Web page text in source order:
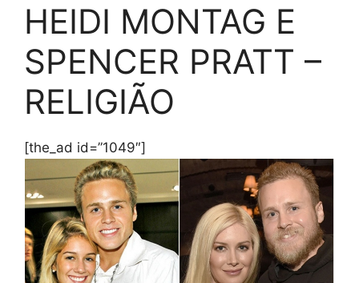
HEIDI MONTAG E
SPENCER PRATT –
RELIGIÃO
[the_ad id=”1049″]